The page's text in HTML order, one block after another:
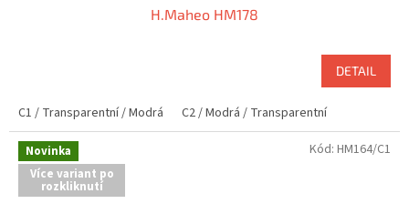
H.Maheo HM178
DETAIL
C1 / Transparentní / Modrá C2 / Modrá / Transparentní
Novinka
Více variant po
rozkliknutí
Kód: HM164/C1